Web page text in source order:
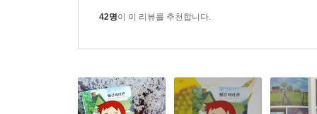
할 정도로 진한 향기가 아침 바람을 타고 창문으
지 웃으면서 오는 소리가 들려요. 아침이 있다는
헤매는 유별난 아이. 누가 이런 아이를 집에 두고
--- 「4장, 초록 지붕 집에서 맞은 아침」 중에서
42명이 이 리뷰를 추천합니다.